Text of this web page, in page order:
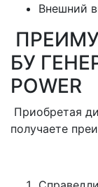
Внешний
БУ
POWER
Приобретая
получаете